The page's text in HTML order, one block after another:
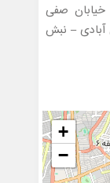
صفی
– نبش
+
−